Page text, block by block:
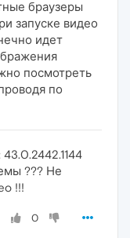
браузеры
запуске видео
идет
посмотреть
по
??? Не
!!!
0